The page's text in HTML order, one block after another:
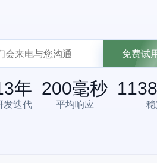
免费试
年 200毫秒
发迭代 平均响应